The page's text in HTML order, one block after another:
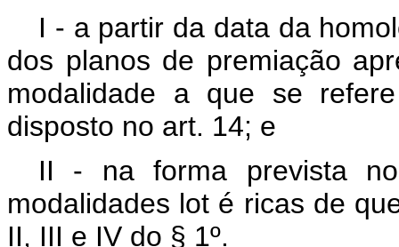
I - a partir da data da
dos planos de premiação
modalidade a que se
disposto no art. 14; e
II - na forma prevista
modalidades lot é ricas de
II, III e IV do § 1º.